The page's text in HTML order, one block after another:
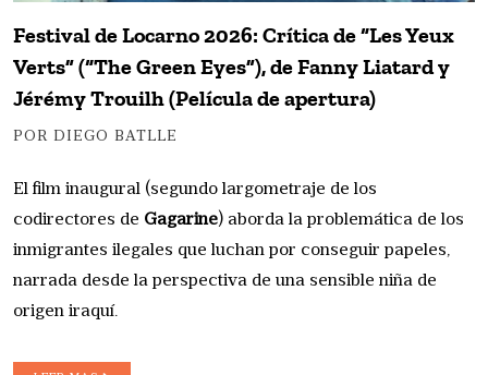
Festival de Locarno 2026: Crítica de “Les Yeux
Verts” (“The Green Eyes”), de Fanny Liatard y
Jérémy Trouilh (Película de apertura)
POR DIEGO BATLLE
El film inaugural (segundo largometraje de los
codirectores de Gagarine) aborda la problemática de los
inmigrantes ilegales que luchan por conseguir papeles,
narrada desde la perspectiva de una sensible niña de
origen iraquí.